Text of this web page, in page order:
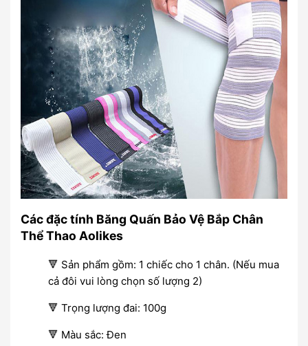
Các đặc tính Băng Quấn Bảo Vệ Bắp Chân
Thể Thao Aolikes
🔻 Sản phẩm gồm: 1 chiếc cho 1 chân. (Nếu mua
cả đôi vui lòng chọn số lượng 2)
🔻 Trọng lượng đai: 100g
🔻 Màu sắc: Đen